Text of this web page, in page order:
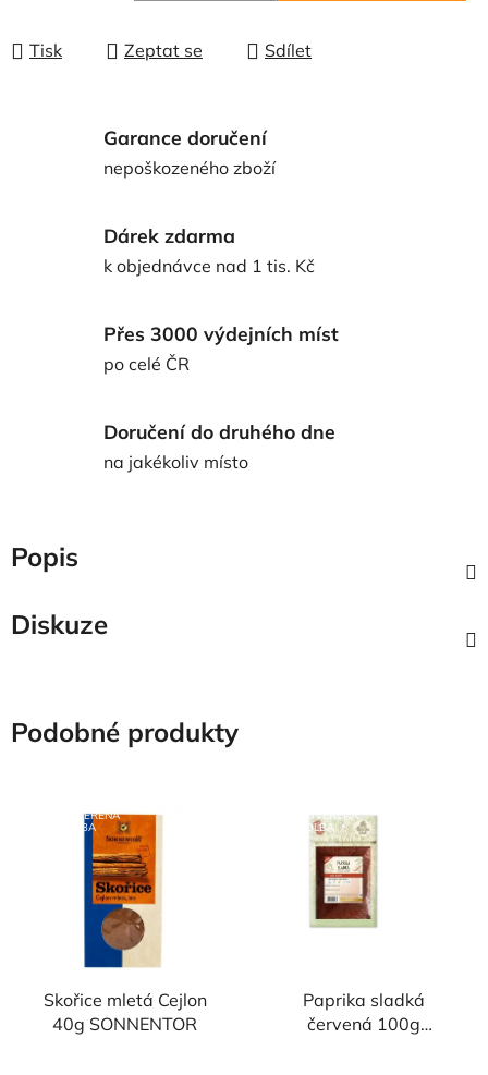
Tisk Zeptat se Sdílet
Garance doručení
nepoškozeného zboží
Dárek zdarma
k objednávce nad 1 tis. Kč
Přes 3000 výdejních míst
po celé ČR
Doručení do druhého dne
na jakékoliv místo
Popis
Diskuze
Podobné produkty
NAŠE OVĚŘENÁ
VOLBA
Skořice mletá Cejlon
40g SONNENTOR
NAŠE OVĚŘENÁ
VOLBA
Paprika sladká
červená 100g